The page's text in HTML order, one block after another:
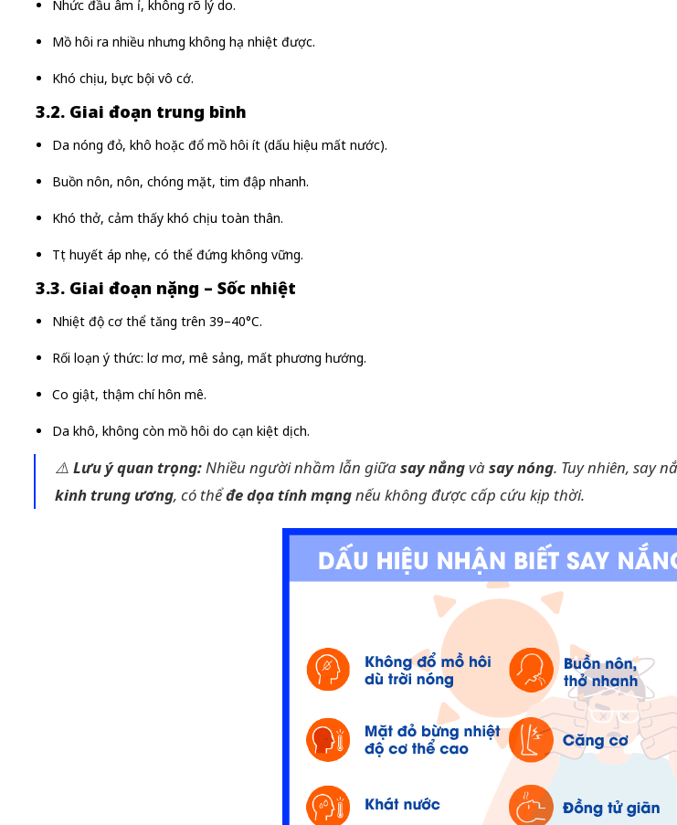
Nhức đầu âm ỉ, không rõ lý do.
Mồ hôi ra nhiều nhưng không hạ nhiệt được.
Khó chịu, bực bội vô cớ.
3.2. Giai đoạn trung bình
Da nóng đỏ, khô hoặc đổ mồ hôi ít (dấu hiệu mất nước).
Buồn nôn, nôn, chóng mặt, tim đập nhanh.
Khó thở, cảm thấy khó chịu toàn thân.
Tụt huyết áp nhẹ, có thể đứng không vững.
3.3. Giai đoạn nặng – Sốc nhiệt
Nhiệt độ cơ thể tăng trên 39–40°C.
Rối loạn ý thức: lơ mơ, mê sảng, mất phương hướng.
Co giật, thậm chí hôn mê.
Da khô, không còn mồ hôi do cạn kiệt dịch.
⚠️ Lưu ý quan trọng:Nhiều người nhầm lẫn giữasay nắngvàsay nóng. Tuy nhiên, say
kinh trung ương, có thểđe dọa tính mạngnếu không được cấp cứu kịp thời.